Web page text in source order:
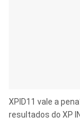
XPID11 vale a
resultados do XP